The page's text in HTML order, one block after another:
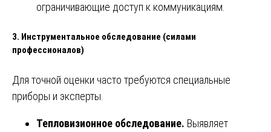
ограничивающие доступ к коммуникациям.
3. Инструментальное обследование (силами
профессионалов)
Для точной оценки часто требуются специальные
приборы и эксперты.
Тепловизионное обследование. Выявляет